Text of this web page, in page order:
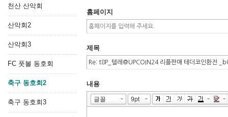
천산 산악회
산악회2
산악회3
FC 풋볼 동호회
축구 동호회2
축구 동호회3
홈페이지
제목
내용